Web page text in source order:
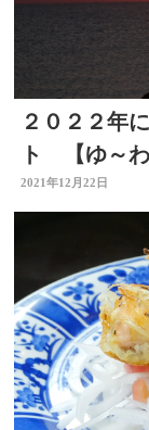
２０２２年
ト 【ゆ～わ
2021年12月22日